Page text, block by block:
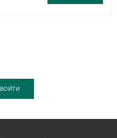
ВОЙТИ